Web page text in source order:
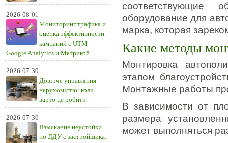
2026-08-01
Мониторинг трафика и
оценка эффективности
кампаний с UTM
Google Analytics и Метрикой
2026-07-30
Довірче управління
нерухомістю: коли
варто це робити
2026-07-30
Взыскание неустойки
по ДДУ с застройщика:
соответствующие
оборудование для
марка, которая
Какие методы
Монтировка
этапом
Монтажные работы
В зависимости от
размера
может выполняться